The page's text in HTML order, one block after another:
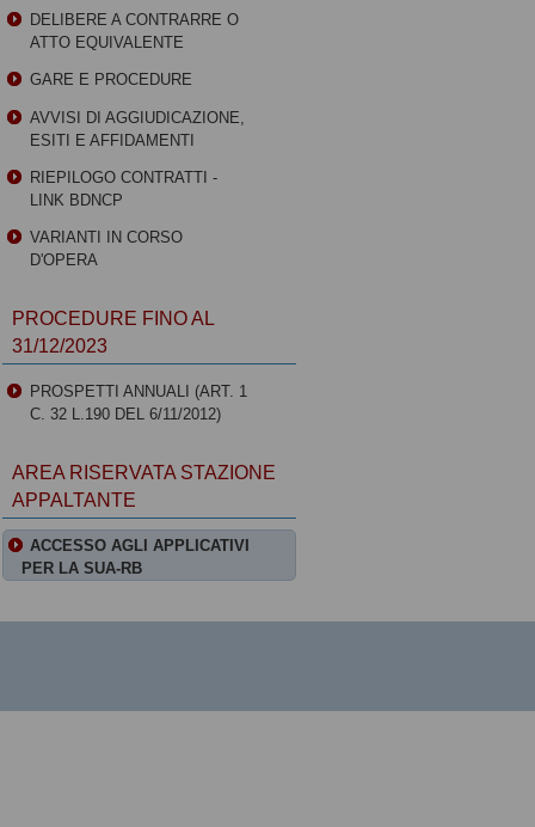
DELIBERE A CONTRARRE O
ATTO EQUIVALENTE
GARE E PROCEDURE
AVVISI DI AGGIUDICAZIONE,
ESITI E AFFIDAMENTI
RIEPILOGO CONTRATTI -
LINK BDNCP
VARIANTI IN CORSO
D'OPERA
PROCEDURE FINO AL
31/12/2023
PROSPETTI ANNUALI (ART. 1
C. 32 L.190 DEL 6/11/2012)
AREA RISERVATA STAZIONE
APPALTANTE
ACCESSO AGLI APPLICATIVI
PER LA SUA-RB